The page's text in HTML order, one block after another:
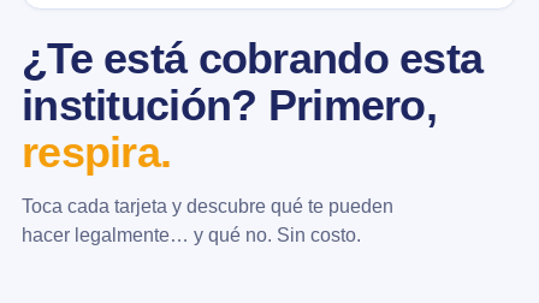
¿Te está cobrando esta
institución? Primero,
respira.
Toca cada tarjeta y descubre qué te pueden
hacer legalmente… y qué no. Sin costo.